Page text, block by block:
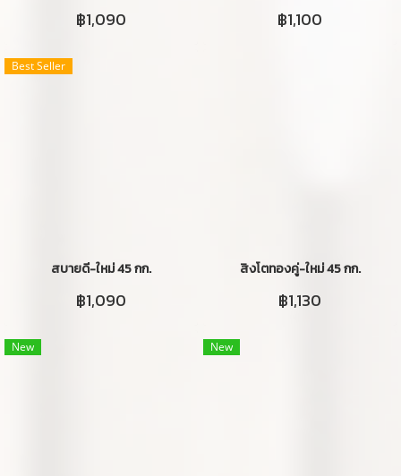
฿1,090 ฿1,100
Best Seller
สบายดี-ใหม่ 45 กก.
฿1,090
สิงโตทองคู่-ใหม่ 45 กก.
฿1,130
New New